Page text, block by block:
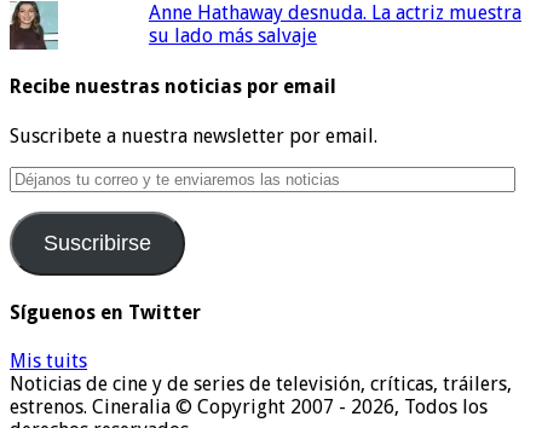
Anne Hathaway desnuda. La actriz muestra
su lado más salvaje
Recibe nuestras noticias por email
Suscribete a nuestra newsletter por email.
Déjanos
tu
correo
y
te
las
Suscribirse
Síguenos en Twitter
Mis tuits
Noticias de cine y de series de televisión, críticas, tráilers,
estrenos. Cineralia © Copyright 2007 - 2026, Todos los